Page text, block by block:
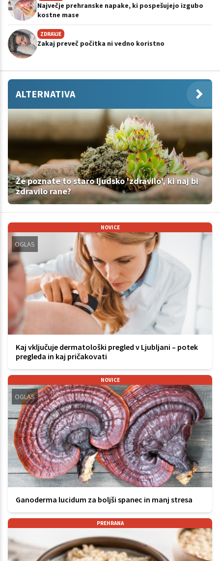
Največje prehranske napake, ki pospešujejo izgubo
kostne mase
ZDRAVJE
Zakaj preveč počitka ni vedno koristno
ALTERNATIVA
Že poznate to staro ljudsko 'zdravilo', ki naj bi
zdravilo rane?
NOVICE
OGLAS
Kaj vključuje dermatološki pregled v Ljubljani – potek
pregleda in kaj pričakovati
NOVICE
OGLAS
Ganoderma lucidum za boljši spanec in manj stresa
PREHRANA